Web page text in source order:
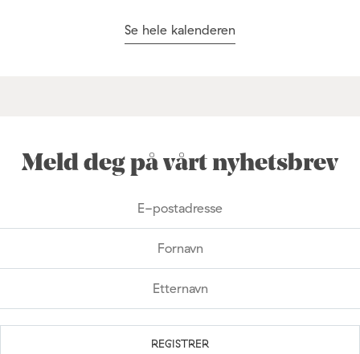
Se hele kalenderen
Meld deg på vårt nyhetsbrev